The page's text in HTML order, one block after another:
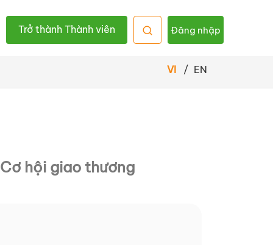
Trở thành Thành viên Đăng nhập
VI / EN
Cơ hội giao thương